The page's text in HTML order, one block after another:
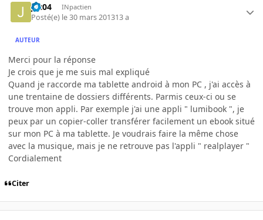
jac04 INpactien
Posté(e) le 30 mars 201313 a
AUTEUR
Merci pour la réponse
Je crois que je me suis mal expliqué
Quand je raccorde ma tablette android à mon PC , j'ai accès à
une trentaine de dossiers différents. Parmis ceux-ci ou se
trouve mon appli. Par exemple j'ai une appli " lumibook ", je
peux par un copier-coller transférer facilement un ebook situé
sur mon PC à ma tablette. Je voudrais faire la même chose
avec la musique, mais je ne retrouve pas l'appli " realplayer "
Cordialement
Citer